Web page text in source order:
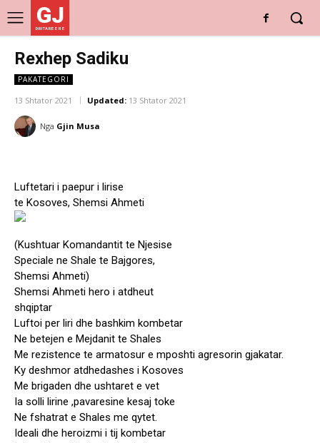
GJ
DRITARE E RE
Rexhep Sadiku
PAKATEGORI
13 Shtator 2021 Updated: 13 Shtator 2021
Nga Gjin Musa
Luftetari i paepur i lirise
te Kosoves, Shemsi Ahmeti
(Kushtuar Komandantit te Njesise
Speciale ne Shale te Bajgores,
Shemsi Ahmeti)
Shemsi Ahmeti hero i atdheut
shqiptar
Luftoi per liri dhe bashkim kombetar
Ne betejen e Mejdanit te Shales
Me rezistence te armatosur e mposhti agresorin gjakatar.
Ky deshmor atdhedashes i Kosoves
Me brigaden dhe ushtaret e vet
Ia solli lirine ,pavaresine kesaj toke
Ne fshatrat e Shales me qytet.
Ideali dhe heroizmi i tij kombetar